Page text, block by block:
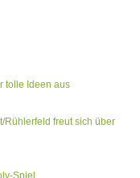
tolle Ideen aus
Rühlerfeld freut sich über
Spiel